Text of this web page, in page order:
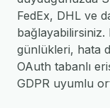
FedEx, DHL ve
bağlayabilirsiniz.
günlükleri, hata
OAuth tabanlı
GDPR uyumlu